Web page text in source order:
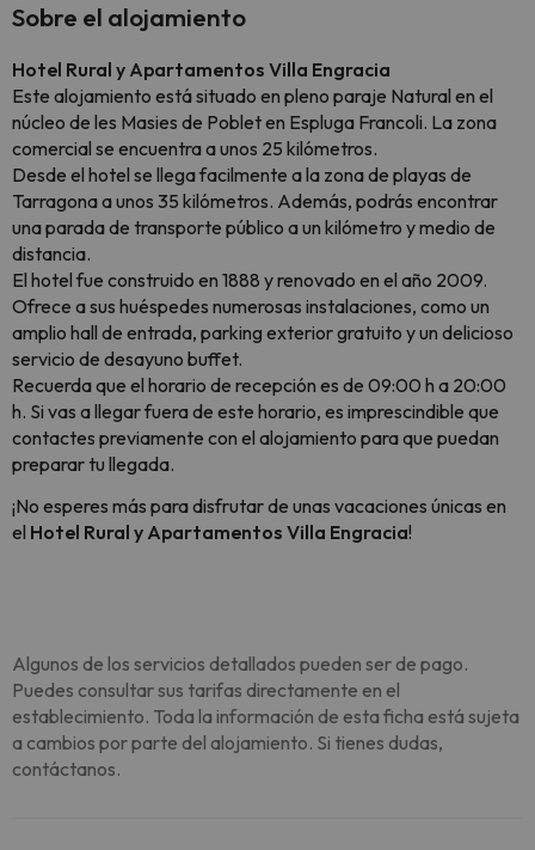
Sobre el alojamiento
Hotel Rural y Apartamentos Villa Engracia
Este alojamiento está situado en pleno paraje Natural en el
núcleo de les Masies de Poblet en Espluga Francoli. La zona
comercial se encuentra a unos 25 kilómetros.
Desde el hotel se llega facilmente a la zona de playas de
Tarragona a unos 35 kilómetros. Además, podrás encontrar
una parada de transporte público a un kilómetro y medio de
distancia.
El hotel fue construido en 1888 y renovado en el año 2009.
Ofrece a sus huéspedes numerosas instalaciones, como un
amplio hall de entrada, parking exterior gratuito yun delicioso
servicio de desayuno buffet.
Recuerda que el horario de recepción es de 09:00 h a 20:00
h. Si vas a llegar fuera de este horario, es imprescindible que
contactes previamente con el alojamiento para que puedan
preparar tu llegada.
¡No esperes más para disfrutar de unas vacaciones únicas en
el Hotel Rural y Apartamentos Villa Engracia!
Algunos de los servicios detallados pueden ser de pago.
Puedes consultar sus tarifas directamente en el
establecimiento. Toda la información de esta ficha está sujeta
a cambios por parte del alojamiento. Si tienes dudas,
contáctanos.